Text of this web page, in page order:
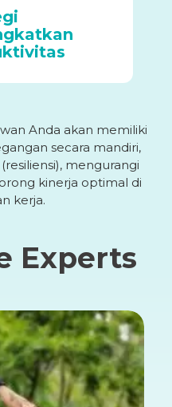
Anda akan memiliki
secara mandiri,
mengurangi
kinerja optimal di
kerja.
Experts